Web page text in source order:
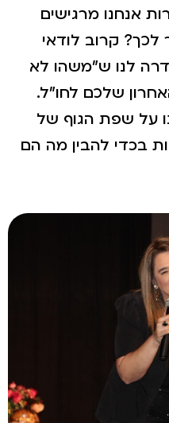
אנחנו מרגישים
קרוב לודאי
לנו ש"משהו לא
שלכם לחו"ל.
על שפת הגוף של
בכדי להבין מה הם